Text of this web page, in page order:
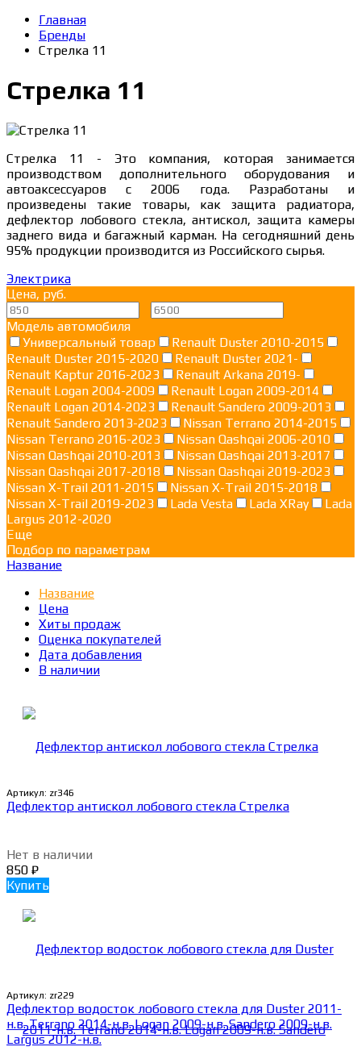
Главная
Бренды
Стрелка 11
Стрелка 11
Стрелка 11 - Это компания, которая занимается
производством дополнительного оборудования и
автоаксессуаров с 2006 года. Разработаны и
произведены такие товары, как защита радиатора,
дефлектор лобового стекла, антискол, защита камеры
заднего вида и багажный карман. На сегодняшний день
95% продукции производится из Российского сырья.
Электрика
Цена, руб.
Модель автомобиля
Универсальный товар
Renault Duster 2010-2015
Renault Duster 2015-2020
Renault Duster 2021-
Renault Kaptur 2016-2023
Renault Arkana 2019-
Renault Logan 2004-2009
Renault Logan 2009-2014
Renault Logan 2014-2023
Renault Sandero 2009-2013
Renault Sandero 2013-2023
Nissan Terrano 2014-2015
Nissan Terrano 2016-2023
Nissan Qashqai 2006-2010
Nissan Qashqai 2010-2013
Nissan Qashqai 2013-2017
Nissan Qashqai 2017-2018
Nissan Qashqai 2019-2023
Nissan X-Trail 2011-2015
Nissan X-Trail 2015-2018
Nissan X-Trail 2019-2023
Lada Vesta Lada XRay
Lada
Largus 2012-2020
Еще
Подбор по параметрам
Название
Название
Цена
Хиты продаж
Оценка покупателей
Дата добавления
В наличии
Артикул: zr346
Дефлектор антискол лобового стекла Стрелка
Нет в наличии
850 ₽
Купить
Артикул: zr229
Дефлектор водосток лобового стекла для Duster 2011-
н.в. Terrano 2014-н.в. Logan 2009-н.в. Sandero 2009-н.в.
Largus 2012-н.в.